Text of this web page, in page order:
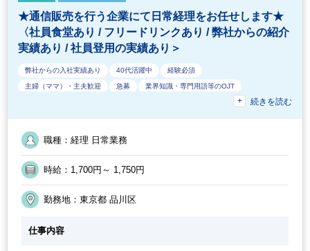
★通信販売を行う企業にて日常経理をお任せします★
〈社員食堂あり / フリードリンクあり / 弊社からの紹介
実績あり / 社員登用の実績あり＞
弊社からの入社実績あり 40代活躍中 経験必須
主婦（ママ）・主夫歓迎 急募 業界知識・専門用語等のOJT
フルタイム
社員食堂・食費補助あり ブランクOK 教育環境が充実
オフィスカジュアルOK
ルーティンワークがメイン
残業少なめ 残業月10時間未満
交通費支給 業務手順等のOJT
続きを読む
職種：経理 日常業務
時給：1,700円～ 1,750円
勤務地：東京都 品川区
仕事内容